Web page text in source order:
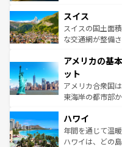
れる地方に足を
きる
を参照してほし
は、お酒好きな人には
ドイツ情報はコ
リアごとに異な
ティー、ビール
戦など、本場だ
ンツ一覧を参照
スイス
スイスの国土面
な交通網が整備
の建物がそのま
博物館もあり、
ことができる。
者向けの交通パ
着のスイス情報は
アメリカの基
ット
アメリカ合衆国
東海岸の都市部
のような巨大都
ンメントが詰ま
西部には大自然
ハワイ
年間を通じて温
ハワイは、どの